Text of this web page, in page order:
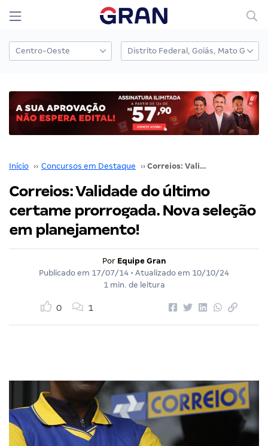
Início ›› Concursos em Destaque ›› Correios: Validade do último certame prorrogada. Nova seleção em planejamento!
Correios: Validade do último
certame prorrogada. Nova seleção
em planejamento!
Por Equipe Gran
Publicado em 17/07/14 • Atualizado em 10/10/24
1 min. de leitura
0 1